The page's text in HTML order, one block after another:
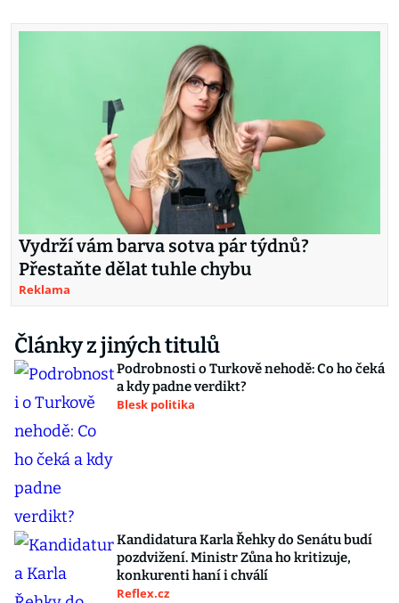
Vydrží vám barva sotva pár týdnů?
Přestaňte dělat tuhle chybu
Reklama
Články z jiných titulů
Podrobnosti o Turkově nehodě: Co ho čeká
a kdy padne verdikt?
Blesk politika
Kandidatura Karla Řehky do Senátu budí
pozdvižení. Ministr Zůna ho kritizuje,
konkurenti haní i chválí
Reflex.cz